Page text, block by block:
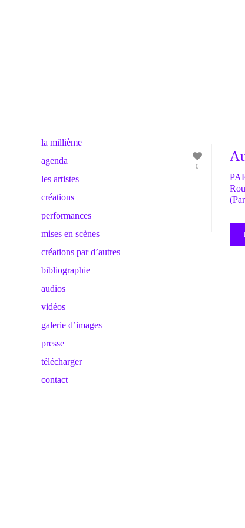
la millième
agenda
les artistes
créations
performances
mises en scènes
créations par d’autres
bibliographie
audios
vidéos
galerie d’images
presse
télécharger
contact
0